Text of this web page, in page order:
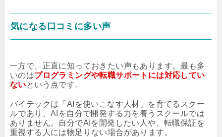
気になる口コミに多い声
一方で、正直に知っておきたい声もあります。最も多
いのはプログラミングや転職サポートには対応してい
ないという点です。
バイテックは「AIを使いこなす人材」を育てるスクー
ルであり、AIを自分で開発する力を養うスクールでは
ありません。自分でAIを開発したい人や、転職保証を
重視する人には物足りない場合があります。